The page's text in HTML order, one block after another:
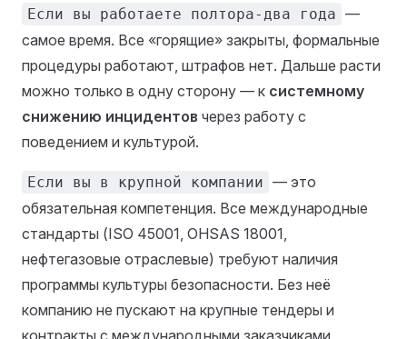
Если вы работаете полтора-два года —
самое время. Все «горящие» закрыты, формальные
процедуры работают, штрафов нет. Дальше расти
можно только в одну сторону — к системному
снижению инцидентов через работу с
поведением и культурой.
Если вы в крупной компании — это
обязательная компетенция. Все международные
стандарты (ISO 45001, OHSAS 18001,
нефтегазовые отраслевые) требуют наличия
программы культуры безопасности. Без неё
компанию не пускают на крупные тендеры и
контракты с международными заказчиками.